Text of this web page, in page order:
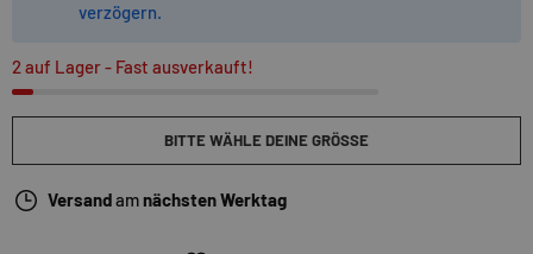
verzögern.
2 auf Lager- Fast ausverkauft!
BITTE WÄHLE DEINE GRÖSSE
Versandamnächsten Werktag